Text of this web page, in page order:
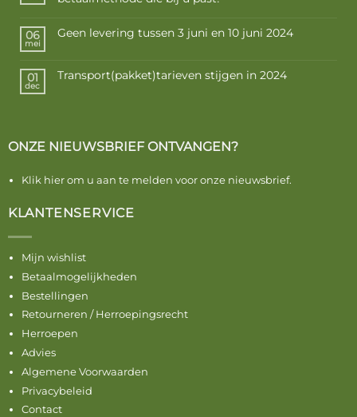
06
mei
Geen levering tussen 3 juni en 10 juni 2024
01
dec
Transport(pakket)tarieven stijgen in 2024
ONZE NIEUWSBRIEF ONTVANGEN?
Klik hier om u aan te melden voor onze nieuwsbrief.
KLANTENSERVICE
Mijn wishlist
Betaalmogelijkheden
Bestellingen
Retourneren / Herroepingsrecht
Herroepen
Advies
Algemene Voorwaarden
Privacybeleid
Contact